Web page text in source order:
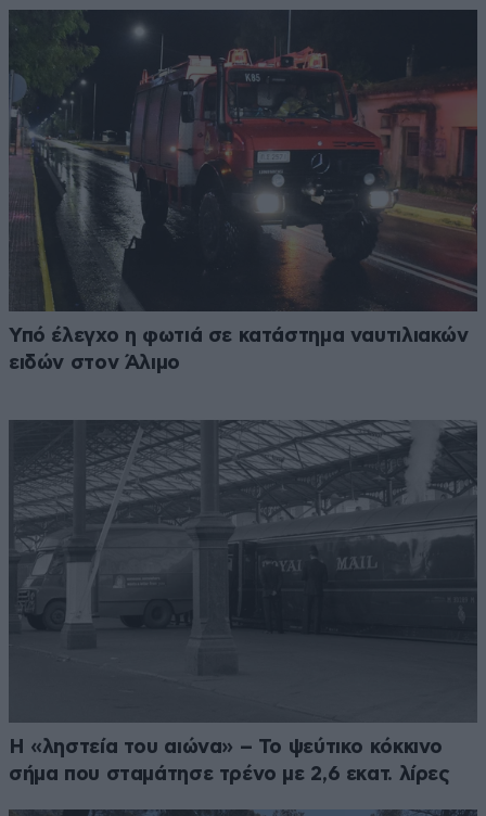
Υπό έλεγχο η φωτιά σε κατάστημα ναυτιλιακών
ειδών στον Άλιμο
Η «ληστεία του αιώνα» – Το ψεύτικο κόκκινο
σήμα που σταμάτησε τρένο με 2,6 εκατ. λίρες